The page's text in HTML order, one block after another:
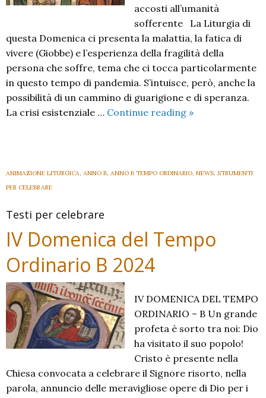
accosti all’umanità
sofferente La Liturgia di
questa Domenica ci presenta la malattia, la fatica di
vivere (Giobbe) e l’esperienza della fragilità della
persona che soffre, tema che ci tocca particolarmente
in questo tempo di pandemia. S’intuisce, però, anche la
possibilità di un cammino di guarigione e di speranza.
La crisi esistenziale … Continue reading V
Ordinario
»
ANIMAZIONE LITURGICA, ANNO B, ANNO B TEMPO ORDINARIO, NEWS, STRUMENTI
PER CELEBRARE
Testi per celebrare
IV Domenica del Tempo
Ordinario B 2024
IV DOMENICA DEL TEMPO
ORDINARIO – B Un grande
profeta è sorto tra noi: Dio
ha visitato il suo popolo!
Cristo è presente nella
Chiesa convocata a celebrare il Signore risorto, nella
parola, annuncio delle meravigliose opere di Dio per i